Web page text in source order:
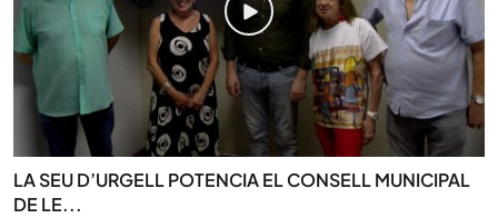
LA SEU D’URGELL POTENCIA EL CONSELL MUNICIPAL
DE LE...